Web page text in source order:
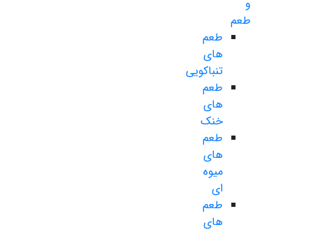
و
طعم
طعم
های
تنباکویی
طعم
های
خنک
طعم
های
میوه
ای
طعم
های